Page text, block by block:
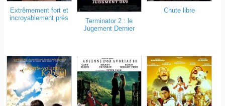
Extrêmement fort et
incroyablement près
Terminator 2 : le
Jugement Dernier
Chute libre